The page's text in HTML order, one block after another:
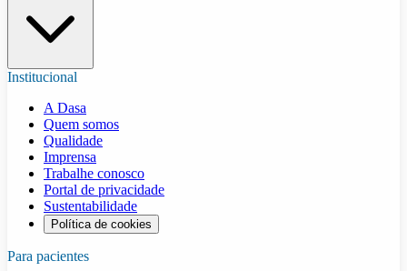
Institucional
A Dasa
Quem somos
Qualidade
Imprensa
Trabalhe conosco
Portal de privacidade
Sustentabilidade
Política de cookies
Para pacientes